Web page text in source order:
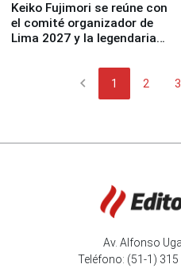
Keiko Fujimori se reúne con
el comité organizador de
Lima 2027 y la legendaria
chevron_left 1 2 3
Av. Alfonso
Teléfono: (51-1)